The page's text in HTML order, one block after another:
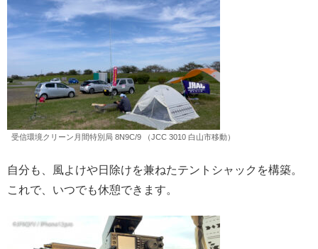
受信環境クリーン月間特別局 8N9C/9 （JCC 3010 白山市移動）
自分も、風よけや日除けを兼ねたテントシャックを構築。
これで、いつでも休憩できます。